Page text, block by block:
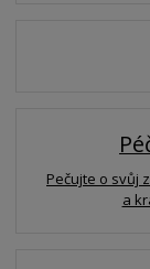
Pečujte o svůj
a